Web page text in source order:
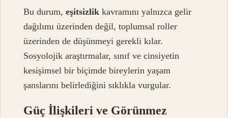
Bu durum,eşitsizlik kavramını yalnızca gelir
dağılımı üzerinden değil, toplumsal roller
üzerinden de düşünmeyi gerekli kılar.
Sosyolojik araştırmalar, sınıf ve cinsiyetin
kesişimsel bir biçimde bireylerin yaşam
şanslarını belirlediğini sıklıkla vurgular.
Güç İlişkileri ve Görünmez